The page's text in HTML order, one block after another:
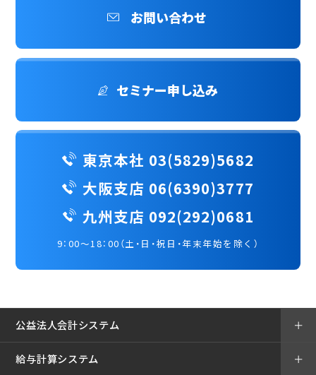
お問い合わせ
セミナー申し込み
東京本社 03(5829)5682
大阪支店 06(6390)3777
九州支店 092(292)0681
9：00～18：00（土・日・祝日・年末年始を除く）
公益法人会計システム ＋
給与計算システム ＋